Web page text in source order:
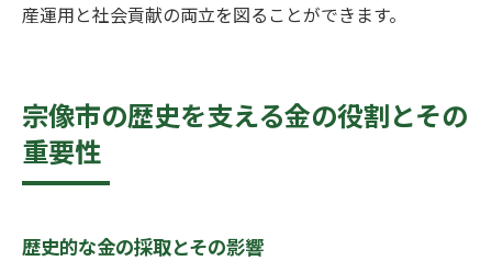
産運用と社会貢献の両立を図ることができます。
宗像市の歴史を支える金の役割とその
重要性
歴史的な金の採取とその影響